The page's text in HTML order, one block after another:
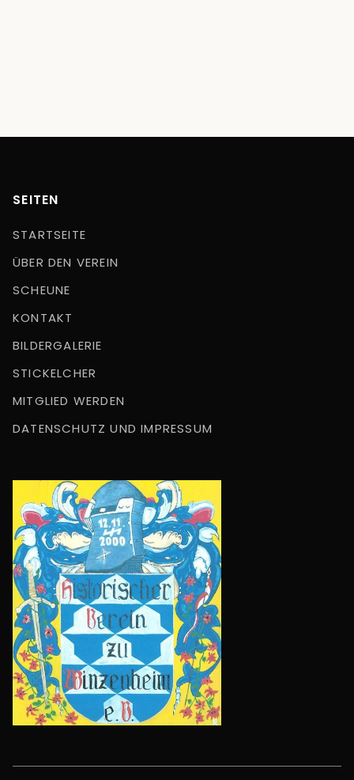
SEITEN
STARTSEITE
ÜBER DEN VEREIN
SCHEUNE
KONTAKT
BILDERGALERIE
STICKELCHER
MITGLIED WERDEN
DATENSCHUTZ UND IMPRESSUM